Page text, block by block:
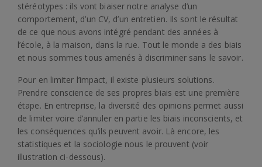
stéréotypes : ils vont biaiser notre analyse d’un
comportement, d’un CV, d’un entretien. Ils sont le résultat
de ce que nous avons intégré pendant des années à
l’école, à la maison, dans la rue. Tout le monde a des biais
et nous sommes tous amenés à discriminer sans le savoir.
Pour en limiter l’impact, il existe plusieurs solutions.
Prendre conscience de ses propres biais est une première
étape. En entreprise, la diversité des opinions permet aussi
de limiter voire d’annuler en partie les biais inconscients, et
les conséquences qu’ils peuvent avoir. Là encore, les
statistiques et la sociologie nous le prouvent (voir
illustration ci-dessous).